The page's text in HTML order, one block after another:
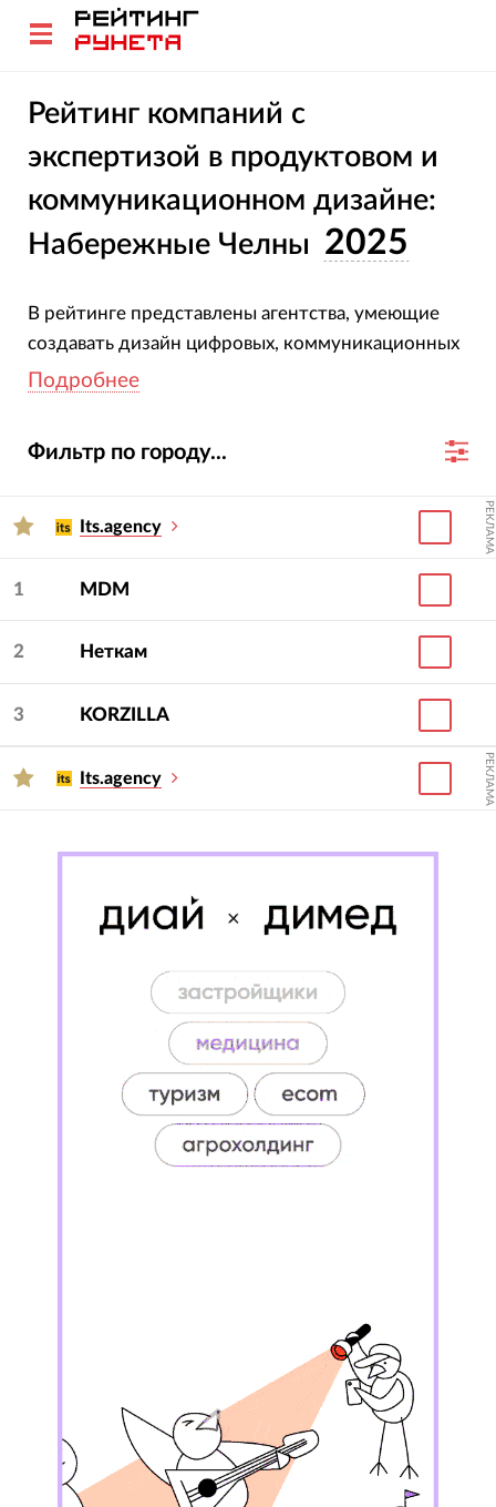
Рейтинг компаний с
экспертизой в продуктовом и
коммуникационном дизайне:
Набережные Челны 2025
В рейтинге представлены агентства, умеющие
создавать дизайн цифровых, коммуникационных
и рекламных продуктов, фирменный стиль,
критерии оценки
Для подбора подрядчика используйте фильтры
— стоимость, сферу и другие.
Подробнее
Фильтр по городу...
Its.agency РЕКЛАМА
1 MDM
2 Неткам
3 KORZILLA
Its.agency РЕКЛАМА